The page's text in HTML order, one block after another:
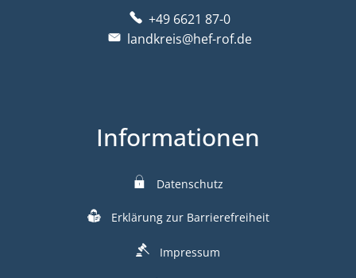
+49 6621 87-0
landkreis@hef-rof.de
Informationen
Datenschutz
Erklärung zur Barrierefreiheit
Impressum